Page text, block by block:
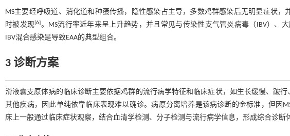
MS主要经呼吸道、消化道和种蛋传播，隐性感染占主导，多数鸡群感染后无明显症状
时被发现[6]。MS流行率近年来呈上升趋势，并且常见与传染性支气管炎病毒（IBV）、
IBV混合感染是导致EAA的典型组合。
3 诊断方案
滑液囊支原体病的临床诊断主要依据鸡群的流行病学特征和临床症状，如生长缓慢、跛
其他疾病，因此单纯依靠临床表现难以确诊。病原分离培养是该病诊断的金标准，但因
床上一般通过临床症状观察，结合血清学检测、分子检测与流行病学信息，形成综合诊断